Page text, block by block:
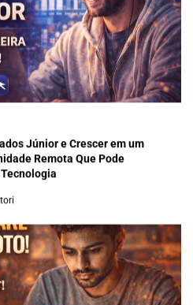
Júnior e Crescer em um
Remota Que Pode